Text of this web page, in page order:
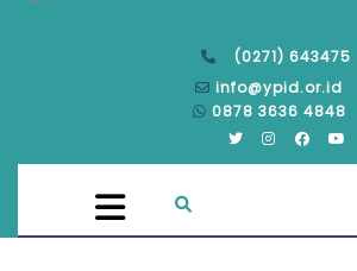
(0271) 643475
info@ypid.or.id
0878 3636 4848